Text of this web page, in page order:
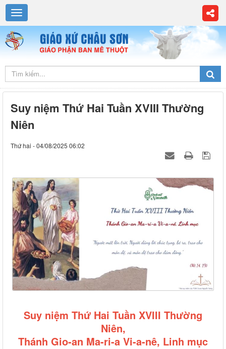
Suy niệm Thứ Hai Tuần XVIII Thường
Niên
Thứ hai - 04/08/2025 06:02
Suy niệm Thứ Hai Tuần XVIII Thường
Niên,
Thánh Gio-an Ma-ri-a Vi-a-nê, Linh mục